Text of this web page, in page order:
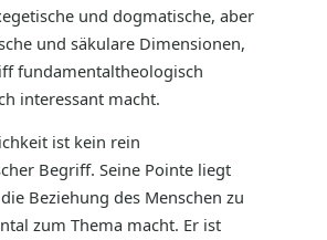
und dogmatische, aber
und säkulare Dimensionen,
fundamentaltheologisch
interessant macht.
ist kein rein
Begriff. Seine Pointe liegt
Beziehung des Menschen zu
zum Thema macht. Er ist